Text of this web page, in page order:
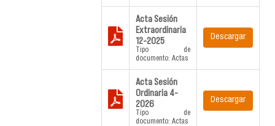
Acta Sesión
Extraordinaria
12-2025
Tipo de
documento: Actas
Descargar
Acta Sesión
Ordinaria 4-
2026
Tipo de
documento: Actas
Descargar